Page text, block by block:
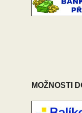
MOŽNOSTI